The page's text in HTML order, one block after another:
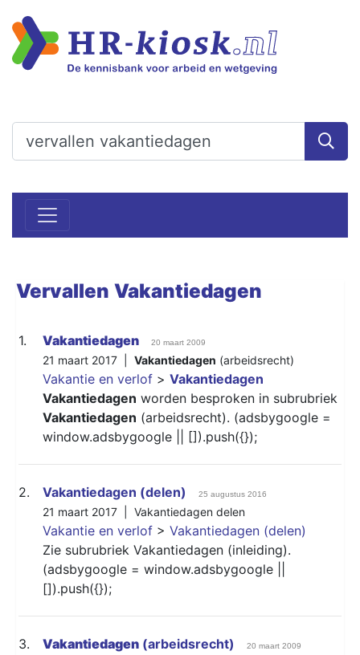
Vervallen Vakantiedagen
1. Vakantiedagen 20 maart 2009
21 maart 2017 | Vakantiedagen (arbeidsrecht)
Vakantie en verlof > Vakantiedagen
Vakantiedagen worden besproken in subrubriek
Vakantiedagen (arbeidsrecht). (adsbygoogle =
window.adsbygoogle || []).push({});
2. Vakantiedagen (delen) 25 augustus 2016
21 maart 2017 | Vakantiedagen delen
Vakantie en verlof > Vakantiedagen (delen)
Zie subrubriek Vakantiedagen (inleiding).
(adsbygoogle = window.adsbygoogle ||
[]).push({});
3. Vakantiedagen (arbeidsrecht) 20 maart 2009